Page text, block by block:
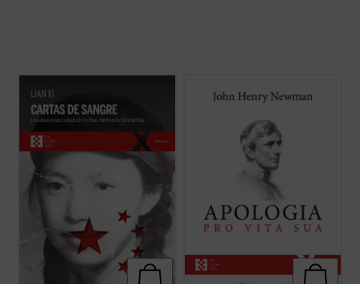
Zhao, una poeta y periodista china
arrestada por el régimen de Mao en 1960 y
ejecutada en la cúspide de la Revolución
dictadura maoísta, mantuvo una ...
(ver
ficha)
literatura autobiográfica universal, supuso
rechazo que había causado en Inglaterra
su conversión al catolicismo. La presente ...